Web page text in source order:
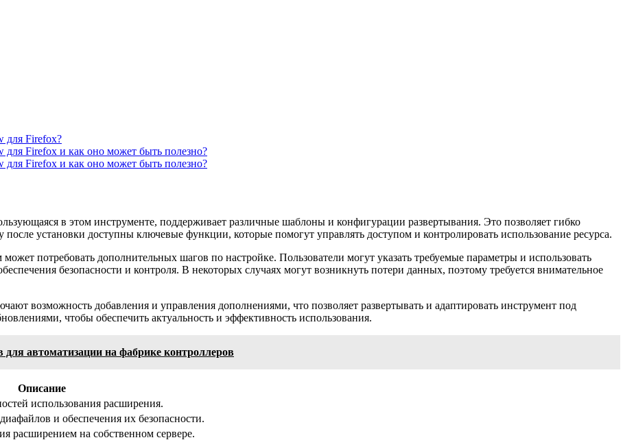
для Firefox?
для Firefox и как оно может быть полезно?
для Firefox и как оно может быть полезно?
в этом инструменте, поддерживает различные шаблоны и конфигурации развертывания. Это позволяет гибко
установки доступны ключевые функции, которые помогут управлять доступом и контролировать использование ресурса.
потребовать дополнительных шагов по настройке. Пользователи могут указать требуемые параметры и использовать
безопасности и контроля. В некоторых случаях могут возникнуть потери данных, поэтому требуется внимательное
возможность добавления и управления дополнениями, что позволяет развертывать и адаптировать инструмент под
чтобы обеспечить актуальность и эффективность использования.
автоматизации на фабрике контроллеров
Описание
использования расширения.
и обеспечения их безопасности.
расширением на собственном сервере.